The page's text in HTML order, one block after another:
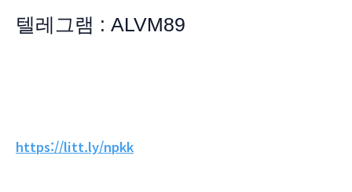
텔레그램 : ALVM89
https://litt.ly/npkk